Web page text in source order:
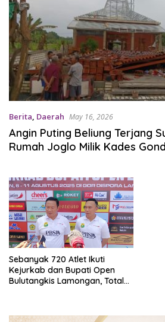
Berita, Daerah May 16, 2026
Angin Puting Beliung Terjang
Rumah Joglo Milik Kades
Sebanyak 720 Atlet Ikuti
Kejurkab dan Bupati Open
Bulutangkis Lamongan, Total